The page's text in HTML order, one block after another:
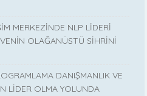
MERKEZİNDE NLP LİDERİ
OLAĞANÜSTÜ SİHRİNİ
DANIŞMANLIK VE
LİDER OLMA YOLUNDA